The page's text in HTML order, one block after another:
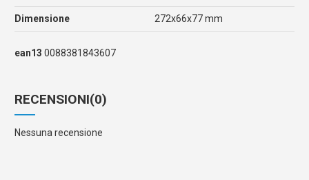
Dimensione 272x66x77 mm
ean13 0088381843607
RECENSIONI(0)
Nessuna recensione